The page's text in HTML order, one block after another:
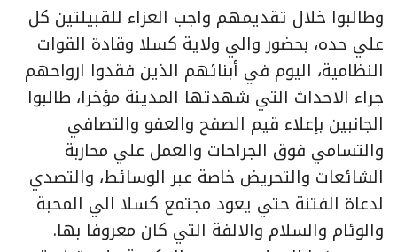
وطالبوا خلال تقديمهم واجب العزاء للقبيلتين كل
علي حده، بحضور والي ولاية كسلا وقادة القوات
النظامية، اليوم في أبنائهم الذين فقدوا ارواحهم
جراء الاحداث التي شهدتها المدينة مؤخرا، طالبوا
الجانبين بإعلاء قيم الصفح والعفو والتصافي
والتسامي فوق الجراحات والعمل علي محاربة
الشائعات والتحريض خاصة عبر الوسائط، والتصدي
لدعاة الفتنة حتي يعود مجتمع كسلا الي المحبة
والوئام والسلام والالفة التي كان معروفا بها.